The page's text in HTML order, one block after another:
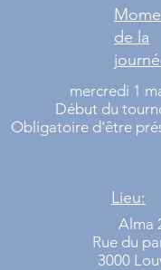
de la
mercredi 1
Début du
Obligatoire d'être
Lieu:
Alma
Rue du
3000